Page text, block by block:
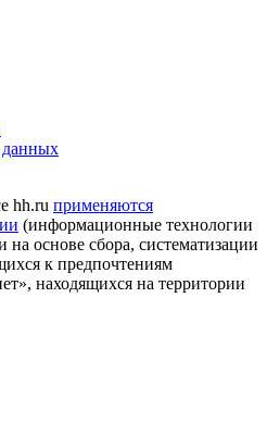
данных
hh.ru применяются
(информационные технологии
основе сбора, систематизации
к предпочтениям
находящихся на территории